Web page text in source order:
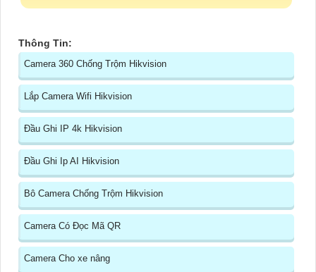
Thông Tin:
Camera 360 Chống Trộm Hikvision
Lắp Camera Wifi Hikvision
Đầu Ghi IP 4k Hikvision
Đầu Ghi Ip AI Hikvision
Bô Camera Chống Trộm Hikvision
Camera Có Đọc Mã QR
Camera Cho xe nâng